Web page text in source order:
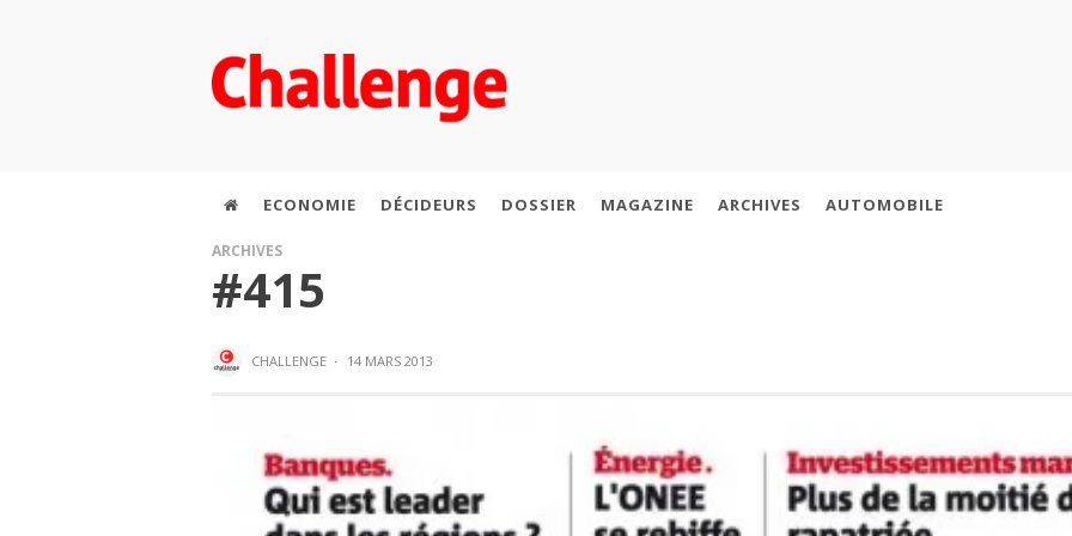
ECONOMIE DÉCIDEURS DOSSIER MAGAZINE ARCHIVES AUTOMOBILE
ARCHIVES
#415
CHALLENGE · 14 MARS 2013